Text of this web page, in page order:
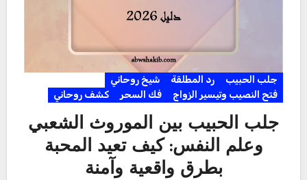
جلب الحبيب رد المطلقة
شيخ روحاني
فتح النصيب وتيسير الزواج
فك السحر كشف روحاني
جلب الحبيب بين الموروث الشعبي
وعلم النفس: كيف تعيد المحبة
بطرق واقعية وآمنة